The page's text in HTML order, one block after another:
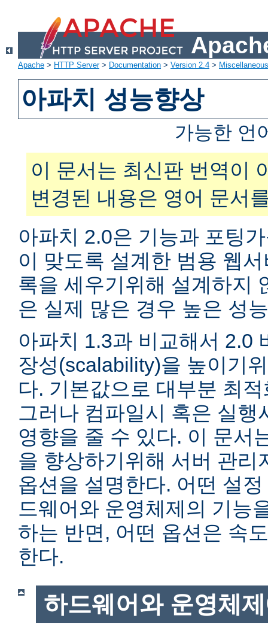
Apache > HTTP Server> Documentation > Version 2.4 >
아파치 성능향상
가능한 언
이 문서는 최신판 번역이
변경된 내용은 영어 문서
아파치 2.0은 기능과 포팅
이 맞도록 설계한 범용 웹
록을 세우기위해 설계하지
은 실제 많은 경우 높은 성
아파치 1.3과 비교해서 2.0
장성(scalability)을 높이기
다. 기본값으로 대부분 최
그러나 컴파일시 혹은 실행
영향을 줄 수 있다. 이 문서
을 향상하기위해 서버 관리
옵션을 설명한다. 어떤 설
드웨어와 운영체제의 기능
하는 반면, 어떤 옵션은 속
한다.
하드웨어와 운영체